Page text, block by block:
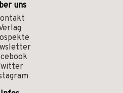
uns